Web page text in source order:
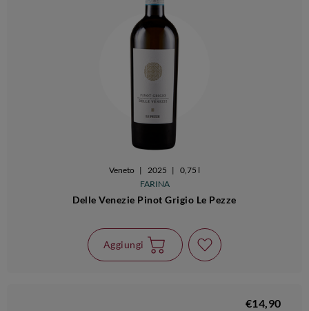
Veneto | 2025 |
0,75 l
FARINA
Delle Venezie Pinot Grigio Le Pezze
Aggiungi
€14,90